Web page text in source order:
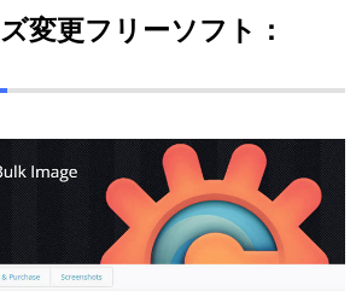
変更フリーソフト：